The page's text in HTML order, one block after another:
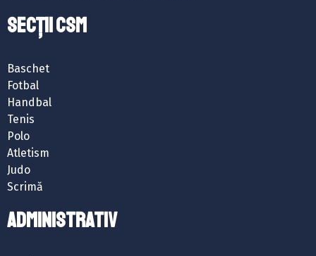
SECȚII CSM
Baschet
Fotbal
Handbal
Tenis
Polo
Atletism
Judo
Scrimă
ADMINISTRATIV